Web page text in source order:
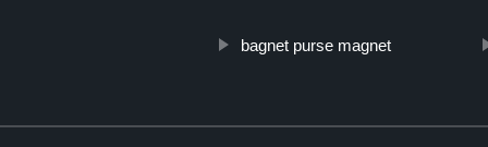
bagnet purse magnet